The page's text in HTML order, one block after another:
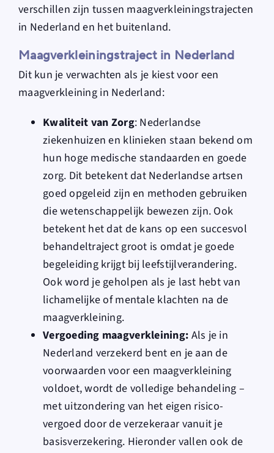
verschillen zijn tussen maagverkleiningstrajecten
in Nederland en het buitenland.
Maagverkleiningstraject in Nederland
Dit kun je verwachten als je kiest voor een
maagverkleining in Nederland:
Kwaliteit van Zorg: Nederlandse
ziekenhuizen en klinieken staan bekend om
hun hoge medische standaarden en goede
zorg. Dit betekent dat Nederlandse artsen
goed opgeleid zijn en methoden gebruiken
die wetenschappelijk bewezen zijn. Ook
betekent het dat de kans op een succesvol
behandeltraject groot is omdat je goede
begeleiding krijgt bij leefstijlverandering.
Ook word je geholpen als je last hebt van
lichamelijke of mentale klachten na de
maagverkleining.
Vergoeding maagverkleining: Als je in
Nederland verzekerd bent en je aan de
voorwaarden voor een maagverkleining
voldoet, wordt de volledige behandeling –
met uitzondering van het eigen risico-
vergoed door de verzekeraar vanuit je
basisverzekering. Hieronder vallen ook de